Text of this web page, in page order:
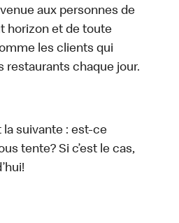
aux personnes de
horizon et de toute
les clients qui
restaurants chaque jour.
la suivante : est-ce
tente? Si c’est le cas,